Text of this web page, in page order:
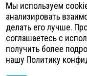
Изображение от topntp26на
Политика
Согласие на обработку
Мы используем
анализировать
делать его лучше.
соглашаетесь с
получить более
нашу Политику